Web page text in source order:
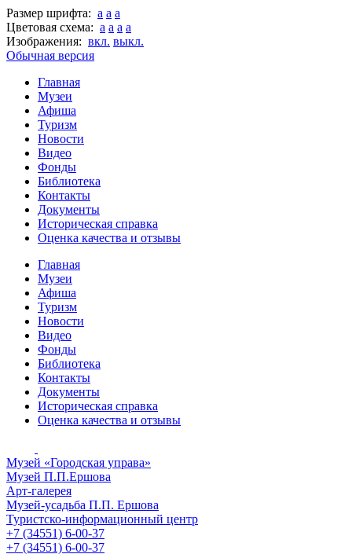
Размер шрифта: a a a
Цветовая схема: a a a a
Изображения: вкл. выкл.
Обычная версия
Главная
Музеи
Афиша
Туризм
Новости
Видео
Фонды
Библиотека
Контакты
Документы
Историческая справка
Оценка качества и отзывы
Главная
Музеи
Афиша
Туризм
Новости
Видео
Фонды
Библиотека
Контакты
Документы
Историческая справка
Оценка качества и отзывы
Музей «Городская управа»
Музей П.П.Ершова
Арт-галерея
Музей-усадьба П.П. Ершова
Туристско-информационный центр
+7 (34551) 6-00-37
+7 (34551) 6-00-37